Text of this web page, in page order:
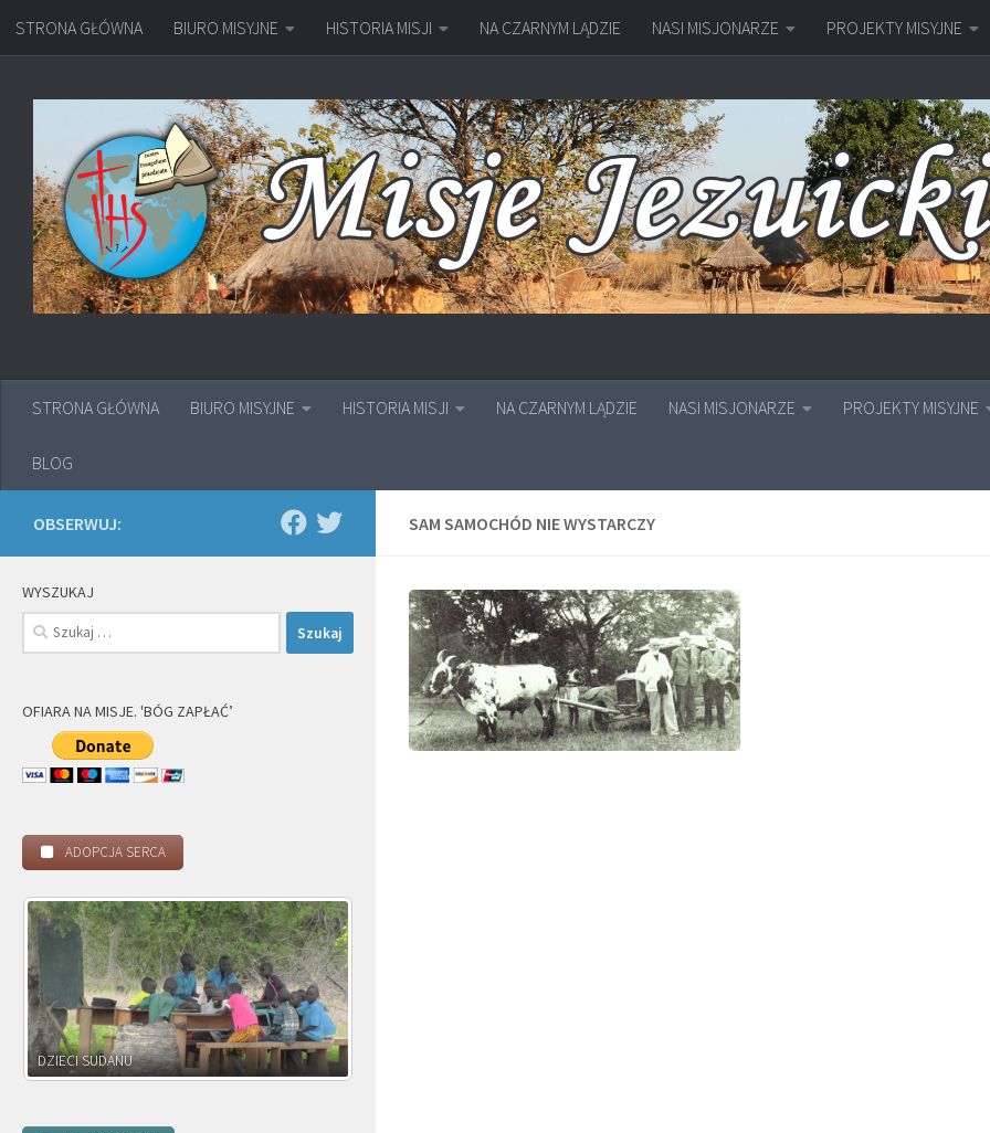
Przejdź do treści
STRONA GŁÓWNA BIURO MISYJNE HISTORIA MISJI NA CZARNYM LĄDZIE NASI MISJONARZE PROJEKTY MISYJNE
STRONA GŁÓWNA BIURO MISYJNE HISTORIA MISJI NA CZARNYM LĄDZIE NASI MISJONARZE PROJEKTY MISYJNE
BLOG
SAM SAMOCHÓD NIE WYSTARCZY
OBSERWUJ:
WYSZUKAJ
Szukaj:
OFIARA NA MISJE. 'BÓG ZAPŁAĆ’
ADOPCJA SERCA
DZIECI ZAMBII